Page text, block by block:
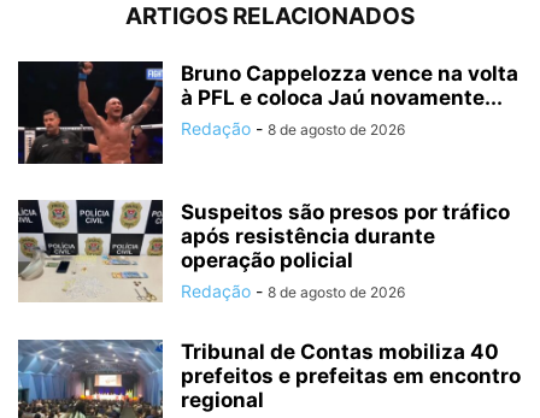
ARTIGOS RELACIONADOS
Bruno Cappelozza vence na volta
à PFL e coloca Jaú novamente...
Redação - 8 de agosto de 2026
Suspeitos são presos por tráfico
após resistência durante
operação policial
Redação - 8 de agosto de 2026
Tribunal de Contas mobiliza 40
prefeitos e prefeitas em encontro
regional